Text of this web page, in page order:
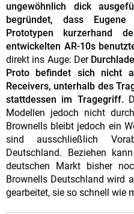
ungewöhnlich dick
begründet, dass
Prototypen kurzerhand
entwickelten AR-10s
direkt ins Auge: Der
Proto befindet sich nicht
Receivers, unterhalb des
stattdessen im Tragegriff.
Modellen jedoch nicht
Brownells bleibt jedoch ein
sind ausschließlich
Deutschland. Beziehen
deutschen Markt bisher
Brownells Deutschland wird
gearbeitet, sie so schnell wie